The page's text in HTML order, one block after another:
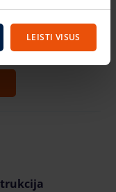
€)
LEISTI VISUS